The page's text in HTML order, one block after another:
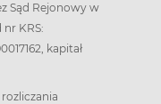
Sąd Rejonowy w
nr KRS:
kapitał